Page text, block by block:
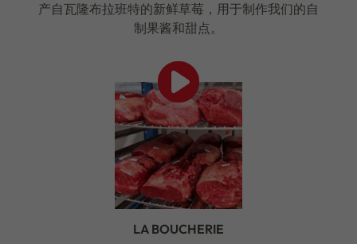
产自瓦隆布拉班特的新鲜草莓，用于制作我们的自
制果酱和甜点。
LA BOUCHERIE